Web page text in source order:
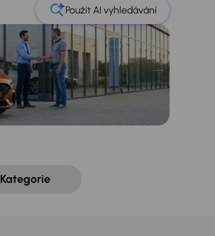
Použít AI vyhledávání
Kategorie